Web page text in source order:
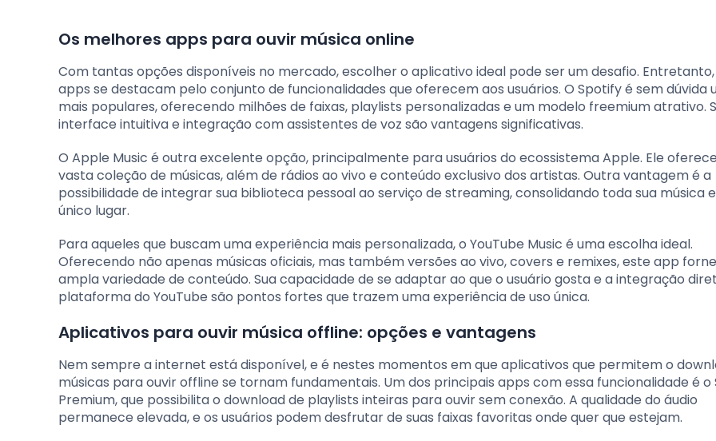
Os melhores apps para ouvir música online
Com tantas opções disponíveis no mercado, escolher o aplicativo ideal pode ser um desafio.
apps se destacam pelo conjunto de funcionalidades que oferecem aos usuários. O Spotify é sem dúvida
mais populares, oferecendo milhões de faixas, playlists personalizadas e um modelo freemium atrativo.
interface intuitiva e integração com assistentes de voz são vantagens significativas.
O Apple Music é outra excelente opção, principalmente para usuários do ecossistema Apple. Ele
vasta coleção de músicas, além de rádios ao vivo e conteúdo exclusivo dos artistas. Outra vantagem é a
possibilidade de integrar sua biblioteca pessoal ao serviço de streaming, consolidando toda sua música
único lugar.
Para aqueles que buscam uma experiência mais personalizada, o YouTube Music é uma escolha ideal.
Oferecendo não apenas músicas oficiais, mas também versões ao vivo, covers e remixes, este app
ampla variedade de conteúdo. Sua capacidade de se adaptar ao que o usuário gosta e a integração
plataforma do YouTube são pontos fortes que trazem uma experiência de uso única.
Aplicativos para ouvir música offline: opções e vantagens
Nem sempre a internet está disponível, e é nestes momentos em que aplicativos que permitem o
músicas para ouvir offline se tornam fundamentais. Um dos principais apps com essa funcionalidade é o
Premium, que possibilita o download de playlists inteiras para ouvir sem conexão. A qualidade do áudio
permanece elevada, e os usuários podem desfrutar de suas faixas favoritas onde quer que estejam.